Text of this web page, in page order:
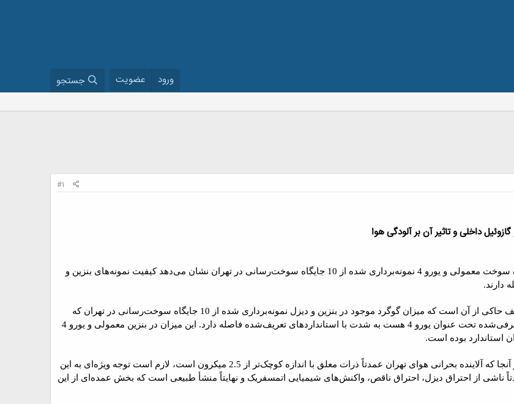
ورود عضویت جستجو
#1
داخلی و تاثیر آن بر آلودگی هوا
نتایج تحقیقات دانشگاه صنعتی شریف درباره سوخت معمولی و یورو 4 نمونه‌برداری شده از 10 جایگاه سوخت‌رسانی در تهران نشان می‌دهد کیفیت نمونه‌های بنزین و
دارند.
تحقیقات انجام‌ شده در دانشگاه صنعتی شریف حاکی از آن است که میزان گوگرد موجود در بنزین و دیزل نمونه‌برداری شده از 10 جایگاه سوخت‌رسانی در تهران که
شامل بنزین و دیزل معمولی و نیز سوخت معرفی‌شده تحت عنوان یورو 4 هست به شدت با استانداردهای تعریف‌شده فاصله دارد. این میزان در بنزین معمولی و یورو 4
وحید حسینی - سرپرست این تحقیق گفت: از آنجا که آلاینده بحرانی هوای تهران عمدتاً ذرات معلق با اندازه کوچک‌تر از 2.5 میکرون است، لازم است توجه ویژه‌ای به این
ناشی از احتراق دیزل، احتراق ناقص، واکنش‌های شیمیایی اتمسفریک و نهایتاً منشأ طبیعی است که بخش عمده‌ای از این